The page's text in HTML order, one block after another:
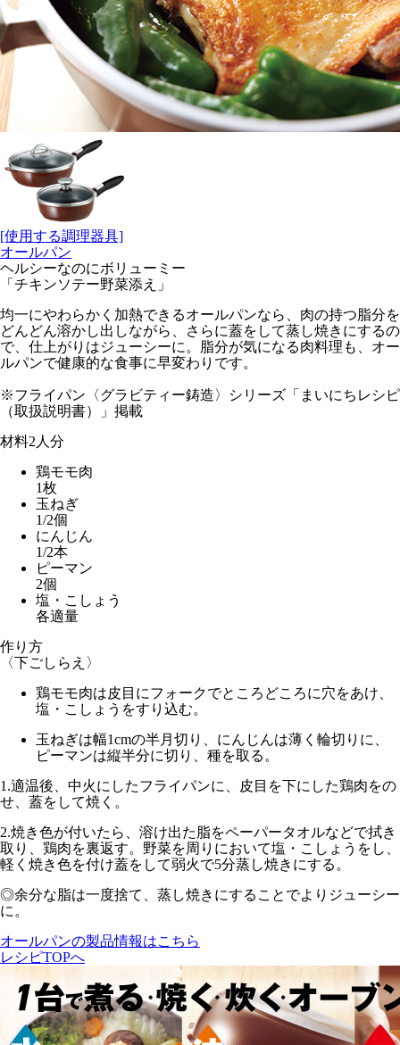
[使用する調理器具]
オールパン
ヘルシーなのにボリューミー
「チキンソテー野菜添え」
均一にやわらかく加熱できるオールパンなら、肉の持つ脂分を
どんどん溶かし出しながら、さらに蓋をして蒸し焼きにするの
で、仕上がりはジューシーに。脂分が気になる肉料理も、オー
ルパンで健康的な食事に早変わりです。
※フライパン〈グラビティー鋳造〉シリーズ「まいにちレシピ
（取扱説明書）」掲載
材料2人分
鶏モモ肉
1枚
玉ねぎ
1/2個
にんじん
1/2本
ピーマン
2個
塩・こしょう
各適量
作り方
〈下ごしらえ〉
鶏モモ肉は皮目にフォークでところどころに穴をあけ、
塩・こしょうをすり込む。
玉ねぎは幅1cmの半月切り、にんじんは薄く輪切りに、
ピーマンは縦半分に切り、種を取る。
1.適温後、中火にしたフライパンに、皮目を下にした鶏肉をの
せ、蓋をして焼く。
2.焼き色が付いたら、溶け出た脂をペーパータオルなどで拭き
取り、鶏肉を裏返す。野菜を周りにおいて塩・こしょうをし、
軽く焼き色を付け蓋をして弱火で5分蒸し焼きにする。
◎余分な脂は一度捨て、蒸し焼きにすることでよりジューシー
に。
オールパンの製品情報はこちら
レシピTOPへ